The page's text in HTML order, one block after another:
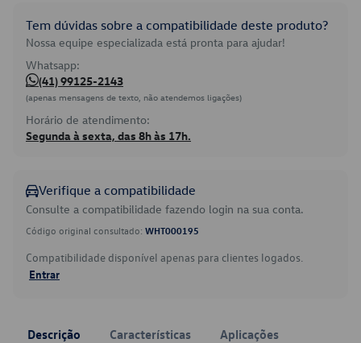
Tem dúvidas sobre a compatibilidade deste produto?
Nossa equipe especializada está pronta para ajudar!
Whatsapp:
(41) 99125-2143
(apenas mensagens de texto, não atendemos ligações)
Horário de atendimento:
Segunda à sexta, das 8h às 17h.
Verifique a compatibilidade
Consulte a compatibilidade fazendo login na sua conta.
Código original consultado: WHT000195
Compatibilidade disponível apenas para clientes logados.
Entrar
Descrição Características Aplicações